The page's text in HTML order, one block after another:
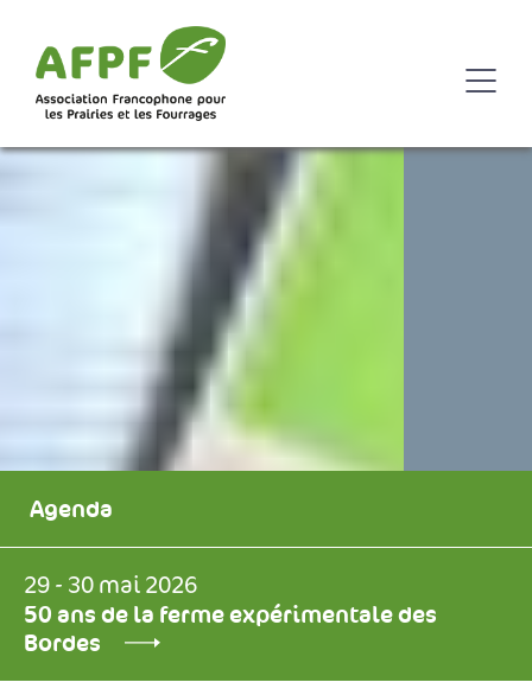
Agenda
29 - 30 mai 2026
50 ans de la ferme expérimentale des
Bordes